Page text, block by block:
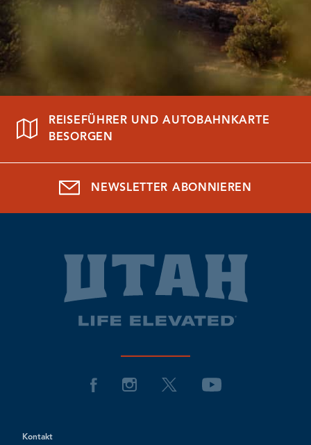
REISEFÜHRER UND AUTOBAHNKARTE
BESORGEN
NEWSLETTER ABONNIEREN
Kontakt